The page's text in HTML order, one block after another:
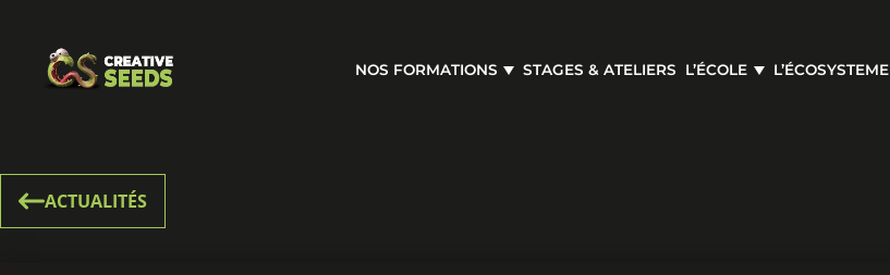
NOS FORMATIONS STAGES & ATELIERS L’ÉCOLE L’ÉCOSYSTEME
ACTUALITÉS